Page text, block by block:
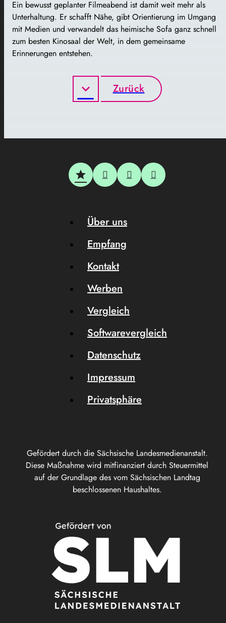
Ein bewusst geplanter Filmeabend ist damit weit mehr als
Unterhaltung. Er schafft Nähe, gibt Orientierung im Umgang
mit Medien und verwandelt das heimische Sofa ganz schnell
zum besten Kinosaal der Welt, in dem gemeinsame
Erinnerungen entstehen.
Zurück
Gefördert durch die Sächsische Landesmedienanstalt.
Diese Maßnahme wird mitfinanziert durch Steuermittel
auf der Grundlage des vom Sächsischen Landtag
beschlossenen Haushaltes.
Über uns
Empfang
Kontakt
Werben
Vergleich
Softwarevergleich
Datenschutz
Impressum
Privatsphäre